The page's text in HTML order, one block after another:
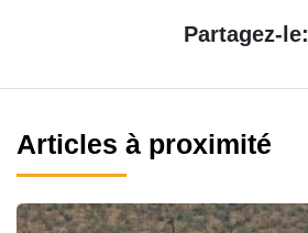
Partagez-le:
Articles à proximité